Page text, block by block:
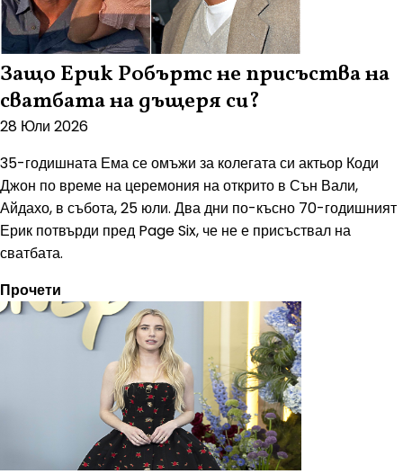
Защо Ерик Робъртс не присъства на
сватбата на дъщеря си?
28 Юли 2026
35-годишната Ема се омъжи за колегата си актьор Коди
Джон по време на церемония на открито в Сън Вали,
Айдахо, в събота, 25 юли. Два дни по-късно 70-годишният
Ерик потвърди пред Page Six, че не е присъствал на
сватбата.
Прочети